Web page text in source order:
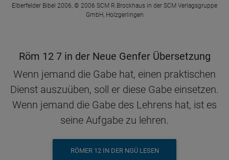
Elberfelder Bibel 2006, © 2006 SCM R.Brockhaus in der SCM Verlagsgruppe
GmbH, Holzgerlingen
Röm 12 7 in der Neue Genfer Übersetzung
Wenn jemand die Gabe hat, einen praktischen
Dienst auszuüben, soll er diese Gabe einsetzen.
Wenn jemand die Gabe des Lehrens hat, ist es
seine Aufgabe zu lehren.
RÖMER 12 IN DER NGÜ LESEN